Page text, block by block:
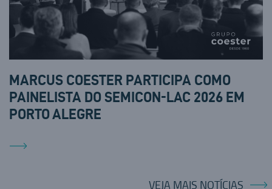
MARCUS COESTER PARTICIPA COMO
PAINELISTA DO SEMICON-LAC 2026 EM
PORTO ALEGRE
VEJA MAIS NOTÍCIAS